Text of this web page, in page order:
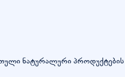
ნატურალური პროდუქტების